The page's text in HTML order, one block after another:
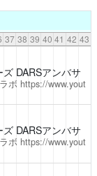
37 38 39 40 41 42 43
DARSアンバサ
ボ https://www.yout
DARSアンバサ
ボ https://www.yout